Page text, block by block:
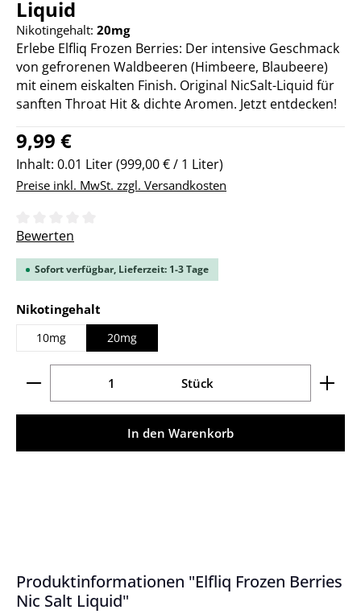
Liquid
Nikotingehalt: 20mg
Erlebe Elfliq Frozen Berries: Der intensive Geschmack
von gefrorenen Waldbeeren (Himbeere, Blaubeere)
mit einem eiskalten Finish. Original NicSalt-Liquid für
sanften Throat Hit & dichte Aromen. Jetzt entdecken!
Regulärer Preis:
9,99 €
Inhalt: 0.01 Liter(999,00 € / 1 Liter)
Preise inkl. MwSt. zzgl. Versandkosten
Durchschnittliche Bewertung von 0 von 5 Sternen
Bewerten
Sofort verfügbar, Lieferzeit: 1-3 Tage
Nikotingehalt
10mg 20mg
Produkt Anzahl: Gib den gewünschten Wert ein
Stück
In den Warenkorb
Produktinformationen "Elfliq Frozen Berries
Nic Salt Liquid"